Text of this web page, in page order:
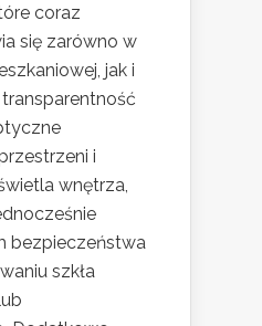
coraz
się zarówno w
jak i
i
wnętrza,
bezpieczeństwa
szkła